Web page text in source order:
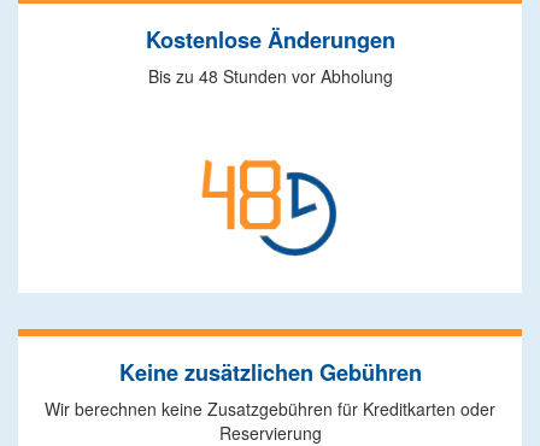
Kostenlose Änderungen
Bis zu 48 Stunden vor Abholung
Keine zusätzlichen Gebühren
Wir berechnen keine Zusatzgebühren für Kreditkarten oder
Reservierung